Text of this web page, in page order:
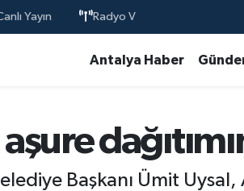
Yayın Radyo V
Antalya Haber
Başkanı Ümit